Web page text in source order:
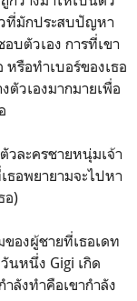
วที่มักประสบปัญหา
บตัวเอง การที่เขา
หรือทำเบอร์ของเธอ
ตัวเองมากมายเพื่อ
วละครชายหนุ่มเจ้า
ธอพยายามจะไปหา
อ)
องผู้ชายที่เธอเดท
นหนึ่ง Gigi เกิด
ลังทำคือเขากำลัง